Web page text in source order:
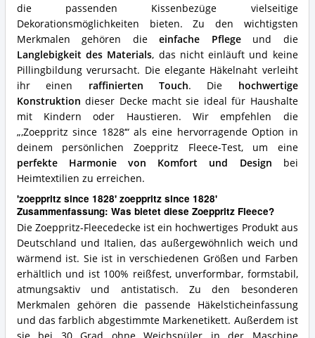
die passenden Kissenbezüge vielseitige
Dekorationsmöglichkeiten bieten. Zu den wichtigsten
Merkmalen gehören dieeinfache Pflegeund die
Langlebigkeit des Materials, das nicht einläuft und keine
Pillingbildung verursacht. Die elegante Häkelnaht verleiht
ihr einen raffinierten Touch. Die hochwertige
Konstruktion dieser Decke macht sie ideal für Haushalte
mit Kindern oder Haustieren. Wir empfehlen die
„‚Zoeppritz since 1828‘“ als eine hervorragende Option in
deinem persönlichen Zoeppritz Fleece-Test, um eine
perfekte Harmonie von Komfort und Design bei
Heimtextilien zu erreichen.
'zoeppritz since 1828' zoeppritz since 1828'
Zusammenfassung: Was bietet diese Zoeppritz Fleece?
Die Zoeppritz-Fleecedecke ist ein hochwertiges Produkt aus
Deutschland und Italien, das außergewöhnlich weich und
wärmend ist. Sie ist in verschiedenen Größen und Farben
erhältlich und ist 100% reißfest, unverformbar, formstabil,
atmungsaktiv und antistatisch. Zu den besonderen
Merkmalen gehören die passende Häkelsticheinfassung
und das farblich abgestimmte Markenetikett. Außerdem ist